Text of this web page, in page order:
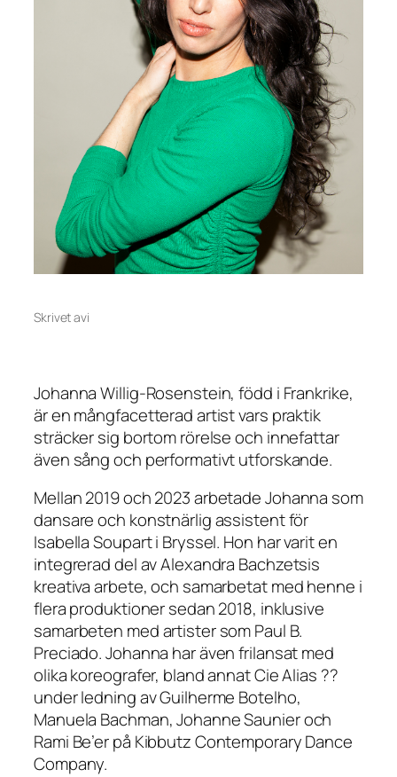
Skrivet avi
Johanna Willig-Rosenstein, född i Frankrike,
är en mångfacetterad artist vars praktik
sträcker sig bortom rörelse och innefattar
även sång och performativt utforskande.
Mellan 2019 och 2023 arbetade Johanna som
dansare och konstnärlig assistent för
Isabella Soupart i Bryssel. Hon har varit en
integrerad del av Alexandra Bachzetsis
kreativa arbete, och samarbetat med henne i
flera produktioner sedan 2018, inklusive
samarbeten med artister som Paul B.
Preciado. Johanna har även frilansat med
olika koreografer, bland annat Cie Alias ??
under ledning av Guilherme Botelho,
Manuela Bachman, Johanne Saunier och
Rami Be’er på Kibbutz Contemporary Dance
Company.